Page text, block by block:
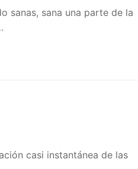
sanas, sana una parte de la
casi instantánea de las